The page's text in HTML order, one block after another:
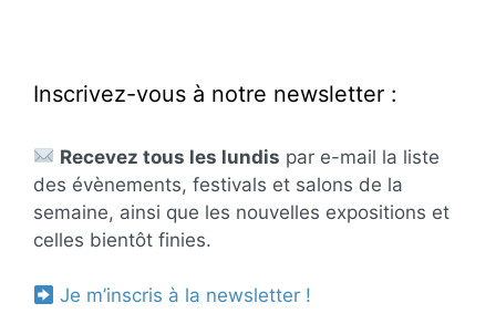
Inscrivez-vous à notre newsletter :
Recevez tous les lundis par e-mail la liste
des évènements, festivals et salons de la
semaine, ainsi que les nouvelles expositions et
celles bientôt finies.
Je m’inscris à la newsletter !